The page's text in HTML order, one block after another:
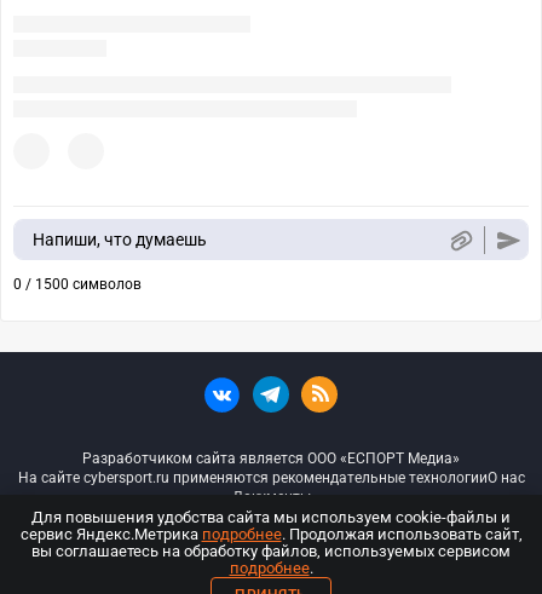
Напиши, что думаешь
0 / 1500 символов
Разработчиком сайта является ООО «ЕСПОРТ Медиа»
На сайте cybersport.ru применяются рекомендательные технологииО нас
Документы
© ООО «Киберспорт.ру» — Все права защищены
18+
Для повышения удобства сайта мы используем cookie-файлы и
сервис Яндекс.Метрика подробнее. Продолжая использовать сайт,
вы соглашаетесь на обработку файлов, используемых сервисом
подробнее.